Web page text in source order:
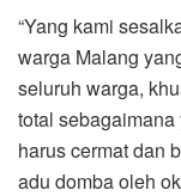
“Yang kami
warga Malang
seluruh warga,
total
harus cermat dan
adu domba oleh